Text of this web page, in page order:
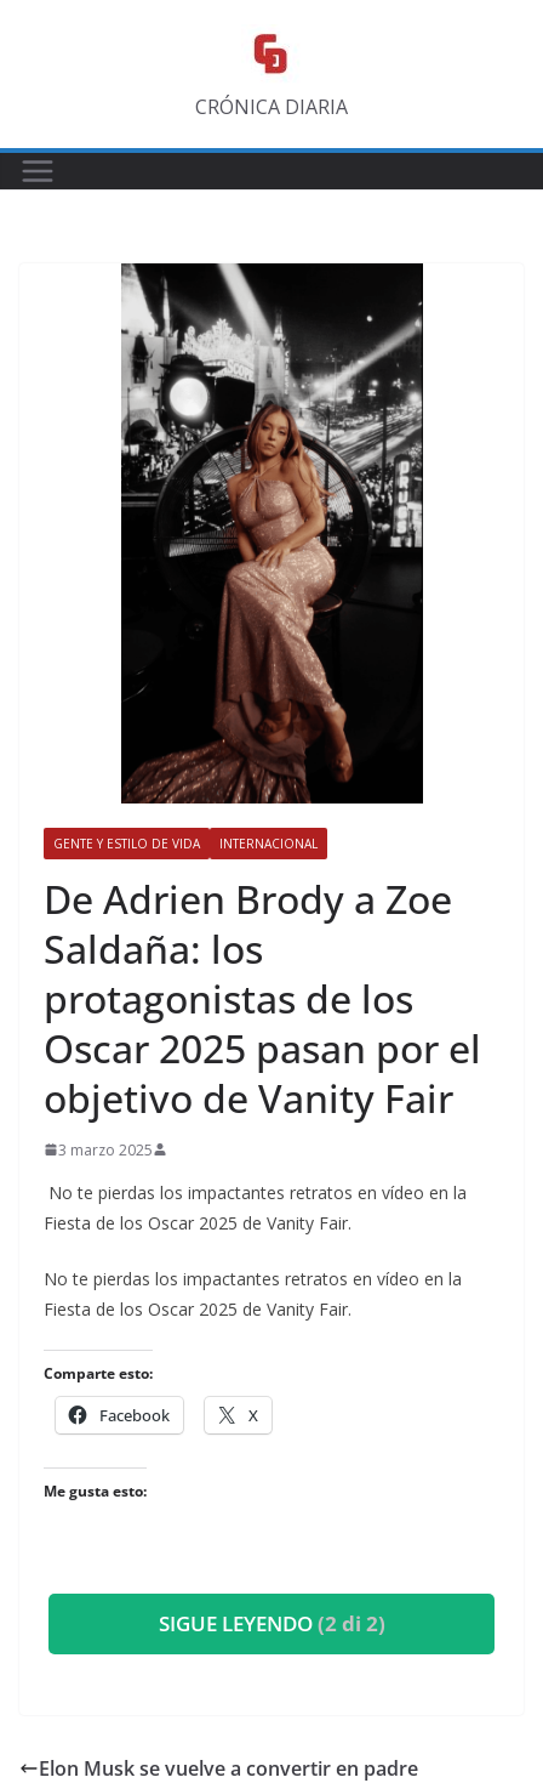
CRÓNICA DIARIA
GENTE Y ESTILO DE VIDA INTERNACIONAL
​De Adrien Brody a Zoe
Saldaña: los
protagonistas de los
Oscar 2025 pasan por el
objetivo de Vanity Fair
3 marzo 2025
No te pierdas los impactantes retratos en vídeo en la
Fiesta de los Oscar 2025 de Vanity Fair.
​No te pierdas los impactantes retratos en vídeo en la
Fiesta de los Oscar 2025 de Vanity Fair.
Comparte esto:
Facebook X
Me gusta esto:
SIGUE LEYENDO(2 di 2)
Elon Musk se vuelve a convertir en padre